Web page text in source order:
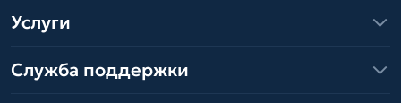
Услуги
Служба поддержки